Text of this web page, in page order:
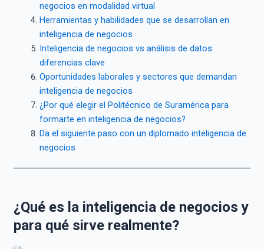
negocios en modalidad virtual
Herramientas y habilidades que se desarrollan en
inteligencia de negocios
Inteligencia de negocios vs análisis de datos:
diferencias clave
Oportunidades laborales y sectores que demandan
inteligencia de negocios
¿Por qué elegir el Politécnico de Suramérica para
formarte en inteligencia de negocios?
Da el siguiente paso con un diplomado inteligencia de
negocios
¿Qué es la inteligencia de negocios y
para qué sirve realmente?